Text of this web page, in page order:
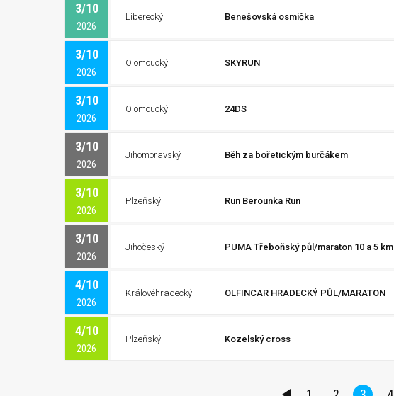
3/10
2026
Liberecký Benešovská osmička
3/10
2026
Olomoucký SKYRUN
3/10
2026
Olomoucký 24DS
3/10
2026
Jihomoravský Běh za bořetickým burčákem
3/10
2026
Plzeňský Run Berounka Run
3/10
2026
Jihočeský PUMA Třeboňský půl/maraton 10 a 5 km
4/10
2026
Královéhradecký OLFINCAR HRADECKÝ PŮL/MARATON
4/10
2026
Plzeňský Kozelský cross